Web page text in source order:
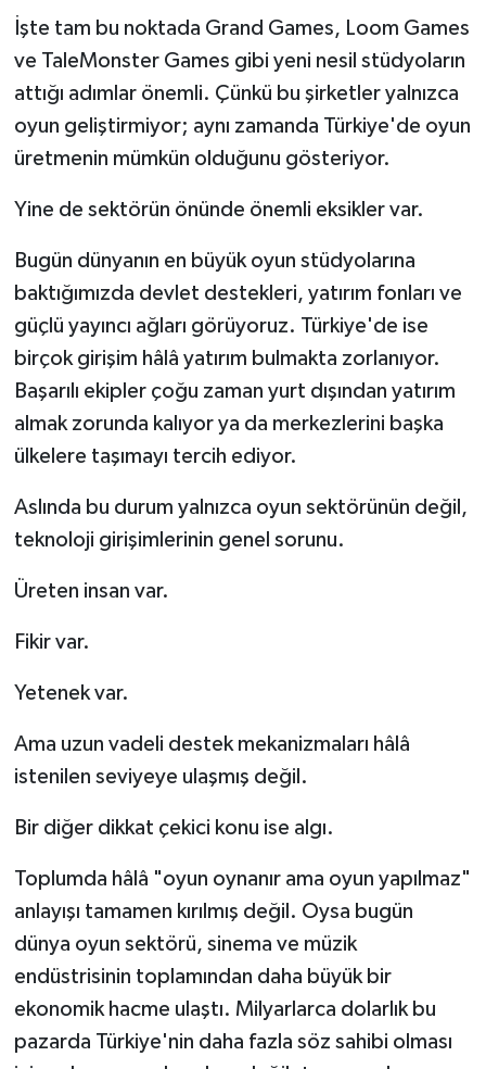
İşte tam bu noktada Grand Games, Loom Games
ve TaleMonster Games gibi yeni nesil stüdyoların
attığı adımlar önemli. Çünkü bu şirketler yalnızca
oyun geliştirmiyor; aynı zamanda Türkiye'de oyun
üretmenin mümkün olduğunu gösteriyor.
Yine de sektörün önünde önemli eksikler var.
Bugün dünyanın en büyük oyun stüdyolarına
baktığımızda devlet destekleri, yatırım fonları ve
güçlü yayıncı ağları görüyoruz. Türkiye'de ise
birçok girişim hâlâ yatırım bulmakta zorlanıyor.
Başarılı ekipler çoğu zaman yurt dışından yatırım
almak zorunda kalıyor ya da merkezlerini başka
ülkelere taşımayı tercih ediyor.
Aslında bu durum yalnızca oyun sektörünün değil,
teknoloji girişimlerinin genel sorunu.
Üreten insan var.
Fikir var.
Yetenek var.
Ama uzun vadeli destek mekanizmaları hâlâ
istenilen seviyeye ulaşmış değil.
Bir diğer dikkat çekici konu ise algı.
Toplumda hâlâ "oyun oynanır ama oyun yapılmaz"
anlayışı tamamen kırılmış değil. Oysa bugün
dünya oyun sektörü, sinema ve müzik
endüstrisinin toplamından daha büyük bir
ekonomik hacme ulaştı. Milyarlarca dolarlık bu
pazarda Türkiye'nin daha fazla söz sahibi olması
SÜRMANŞET
Susurluk
TARİHTE BUGÜN
Trend
TÜRKİYE
VİZYONDAKİLER
YAŞAM